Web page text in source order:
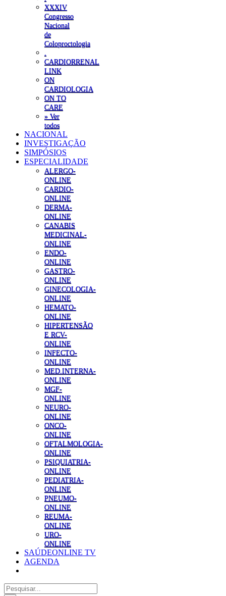
XXXIV
Congresso
Nacional
de
Coloproctologia
CARDIORRENAL
LINK
ON
CARDIOLOGIA
ON TO
CARE
» Ver
todos
NACIONAL
INVESTIGAÇÃO
SIMPÓSIOS
ESPECIALIDADE
ALERGO-
ONLINE
CARDIO-
ONLINE
DERMA-
ONLINE
CANABIS
MEDICINAL-
ONLINE
ENDO-
ONLINE
GASTRO-
ONLINE
GINECOLOGIA-
ONLINE
HEMATO-
ONLINE
HIPERTENSÃO
E RCV-
ONLINE
INFECTO-
ONLINE
MED.INTERNA-
ONLINE
MGF-
ONLINE
NEURO-
ONLINE
ONCO-
ONLINE
OFTALMOLOGIA-
ONLINE
PSIQUIATRIA-
ONLINE
PEDIATRIA-
ONLINE
PNEUMO-
ONLINE
REUMA-
ONLINE
URO-
ONLINE
SAÚDEONLINE TV
AGENDA
Pesquisar